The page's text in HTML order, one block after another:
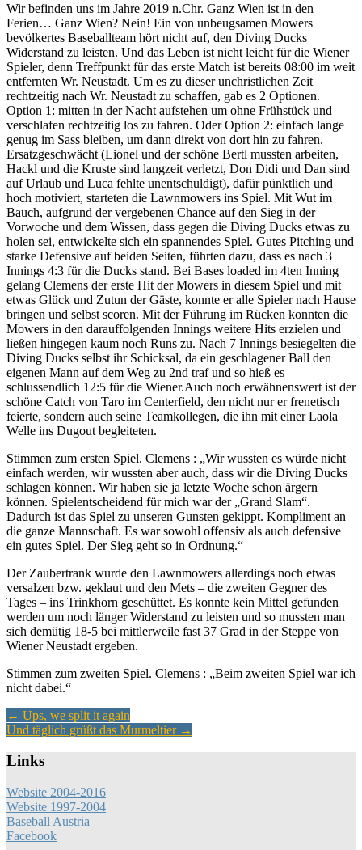
Wir befinden uns im Jahre 2019 n.Chr. Ganz Wien ist in den
Ferien… Ganz Wien? Nein! Ein von unbeugsamen Mowers
bevölkertes Baseballteam hört nicht auf, den Diving Ducks
Widerstand zu leisten. Und das Leben ist nicht leicht für die Wiener
Spieler, denn Treffpunkt für das erste Match ist bereits 08:00 im weit
entfernten Wr. Neustadt. Um es zu dieser unchristlichen Zeit
rechtzeitig nach Wr. Neustadt zu schaffen, gab es 2 Optionen.
Option 1: mitten in der Nacht aufstehen um ohne Frühstück und
verschlafen rechtzeitig los zu fahren. Oder Option 2: einfach lange
genug im Sass bleiben, um dann direkt von dort hin zu fahren.
Ersatzgeschwächt (Lionel und der schöne Bertl mussten arbeiten,
Hackl und die Kruste sind langzeit verletzt, Don Didi und Dan sind
auf Urlaub und Luca fehlte unentschuldigt), dafür pünktlich und
hoch motiviert, starteten die Lawnmowers ins Spiel. Mit Wut im
Bauch, aufgrund der vergebenen Chance auf den Sieg in der
Vorwoche und dem Wissen, dass gegen die Diving Ducks etwas zu
holen sei, entwickelte sich ein spannendes Spiel. Gutes Pitching und
starke Defensive auf beiden Seiten, führten dazu, dass es nach 3
Innings 4:3 für die Ducks stand. Bei Bases loaded im 4ten Inning
gelang Clemens der erste Hit der Mowers in diesem Spiel und mit
etwas Glück und Zutun der Gäste, konnte er alle Spieler nach Hause
bringen und selbst scoren. Mit der Führung im Rücken konnten die
Mowers in den darauffolgenden Innings weitere Hits erzielen und
ließen hingegen kaum noch Runs zu. Nach 7 Innings besiegelten die
Diving Ducks selbst ihr Schicksal, da ein geschlagener Ball den
eigenen Mann auf dem Weg zu 2nd traf und so hieß es
schlussendlich 12:5 für die Wiener.Auch noch erwähnenswert ist der
schöne Catch von Taro im Centerfield, den nicht nur er frenetisch
feierte, sondern auch seine Teamkollegen, die ihn mit einer Laola
Welle ins Dugout begleiteten.
Stimmen zum ersten Spiel. Clemens : „Wir wussten es würde nicht
einfach werden, wir wussten aber auch, dass wir die Diving Ducks
schlagen können. Wir haben sie ja letzte Woche schon ärgern
können. Spielentscheidend für mich war der „Grand Slam“.
Dadurch ist das Spiel zu unseren Gunsten gekippt. Kompliment an
die ganze Mannschaft. Es war sowohl offensiv als auch defensive
ein gutes Spiel. Der Sieg geht so in Ordnung.“
Der Zaubertrank wurde den Lawnmowers allerdings noch etwas
versalzen bzw. geklaut und den Mets – die zweiten Gegner des
Tages – ins Trinkhorn geschüttet. Es konnte kein Mittel gefunden
werden um noch länger Widerstand zu leisten und so mussten man
sich demütig 18-5 bei mittlerweile fast 37 Grad in der Steppe von
Wiener Neustadt ergeben.
Stimmen zum zweiten Spiel. Clemens : „Beim zweiten Spiel war ich
nicht dabei.“
Artikel-
Navigation
← Ups, we split it again
Und täglich grüßt das Murmeltier →
Links
Website 2004-2016
Website 1997-2004
Baseball Austria
Facebook